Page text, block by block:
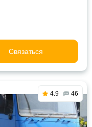
Связаться
4.9 46